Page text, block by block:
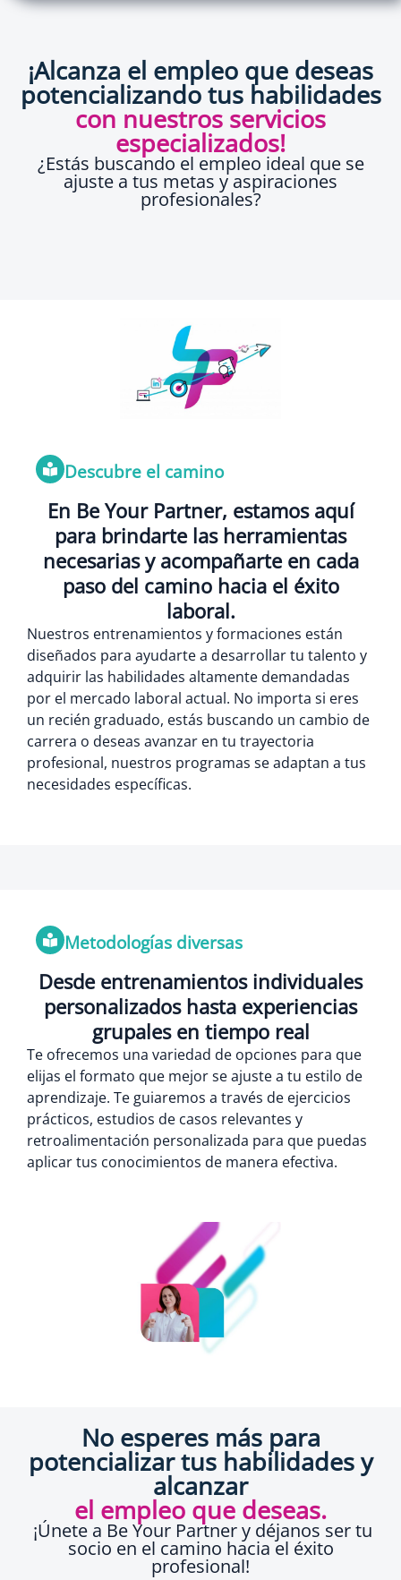
¡Alcanza el empleo que deseas
potencializando tus habilidades
con nuestros servicios
especializados!
¿Estás buscando el empleo ideal que se
ajuste a tus metas y aspiraciones
profesionales?
Descubre el camino
En Be Your Partner, estamos aquí
para brindarte las herramientas
necesarias y acompañarte en cada
paso del camino hacia el éxito
laboral.
Nuestros entrenamientos y formaciones están
diseñados para ayudarte a desarrollar tu talento y
adquirir las habilidades altamente demandadas
por el mercado laboral actual. No importa si eres
un recién graduado, estás buscando un cambio de
carrera o deseas avanzar en tu trayectoria
profesional, nuestros programas se adaptan a tus
necesidades específicas.
Metodologías diversas
Desde entrenamientos individuales
personalizados hasta experiencias
grupales en tiempo real
Te ofrecemos una variedad de opciones para que
elijas el formato que mejor se ajuste a tu estilo de
aprendizaje. Te guiaremos a través de ejercicios
prácticos, estudios de casos relevantes y
retroalimentación personalizada para que puedas
aplicar tus conocimientos de manera efectiva.
No esperes más para
potencializar tus habilidades y
alcanzar
el empleo que deseas.
¡Únete a Be Your Partner y déjanos ser tu
socio en el camino hacia el éxito
profesional!